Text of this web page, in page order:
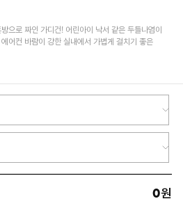
으로 짜인 가디건! 어린아이 낙서 같은 두들나염이
어컨 바람이 강한 실내에서 가볍게 걸치기 좋은
0원